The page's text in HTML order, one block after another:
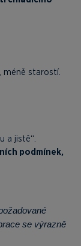
méně starostí.
a jistě“.
podmínek,
se výrazně